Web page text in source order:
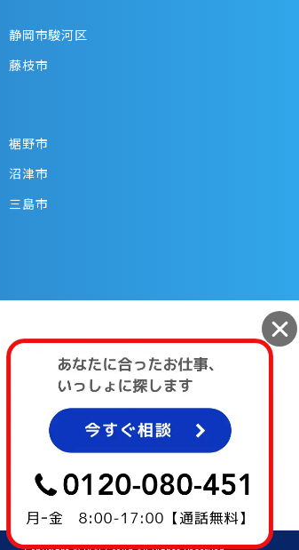
静岡市駿河区
藤枝市
裾野市
沼津市
三島市
お仕事紹介